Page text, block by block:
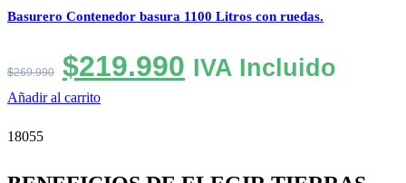
18055
Basurero Contenedor basura 1100 Litros con ruedas.
$269.990 El
precio
$219.990 El
precio
IVA Incluido
Añadir al carrito